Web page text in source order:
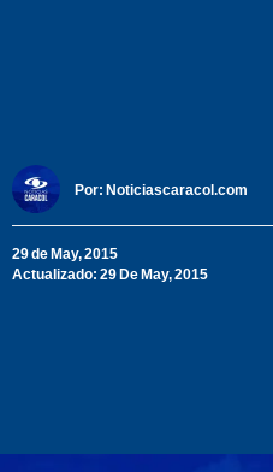
Por: Noticiascaracol.com
29 de May, 2015
Actualizado: 29 De May, 2015